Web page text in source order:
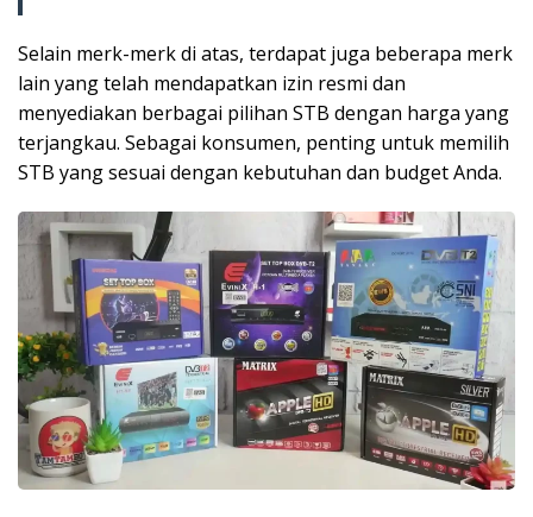
Selain merk-merk di atas, terdapat juga beberapa merk
lain yang telah mendapatkan izin resmi dan
menyediakan berbagai pilihan STB dengan harga yang
terjangkau. Sebagai konsumen, penting untuk memilih
STB yang sesuai dengan kebutuhan dan budget Anda.